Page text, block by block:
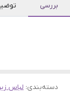
بررسی
دسته‌بندی: لباس